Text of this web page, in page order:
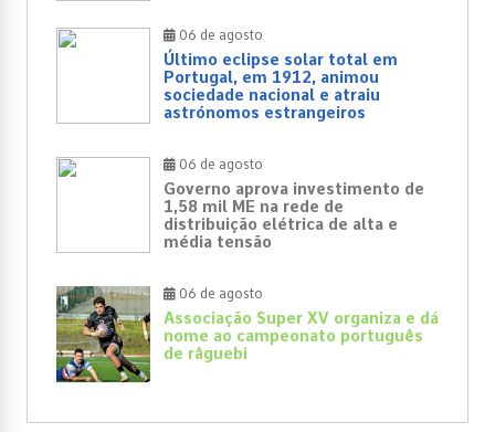
06 de agosto
Último eclipse solar total em
Portugal, em 1912, animou
sociedade nacional e atraiu
astrónomos estrangeiros
06 de agosto
Governo aprova investimento de
1,58 mil ME na rede de
distribuição elétrica de alta e
média tensão
06 de agosto
Associação Super XV organiza e dá
nome ao campeonato português
de râguebi